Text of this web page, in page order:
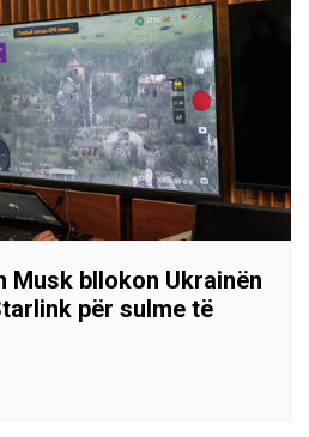
Musk bllokon Ukrainën
për sulme të